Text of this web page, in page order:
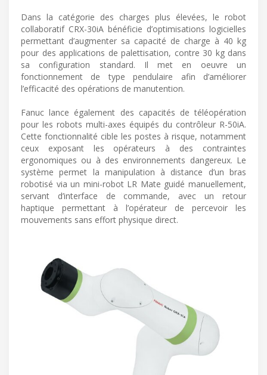
Dans la catégorie des charges plus élevées, le robot
collaboratif CRX-30iA bénéficie d’optimisations logicielles
permettant d’augmenter sa capacité de charge à 40 kg
pour des applications de palettisation, contre 30 kg dans
sa configuration standard. Il met en oeuvre un
fonctionnement de type pendulaire afin d’améliorer
l’efficacité des opérations de manutention.
Fanuc lance également des capacités de téléopération
pour les robots multi-axes équipés du contrôleur R-50iA.
Cette fonctionnalité cible les postes à risque, notamment
ceux exposant les opérateurs à des contraintes
ergonomiques ou à des environnements dangereux. Le
système permet la manipulation à distance d’un bras
robotisé via un mini-robot LR Mate guidé manuellement,
servant d’interface de commande, avec un retour
haptique permettant à l’opérateur de percevoir les
mouvements sans effort physique direct.